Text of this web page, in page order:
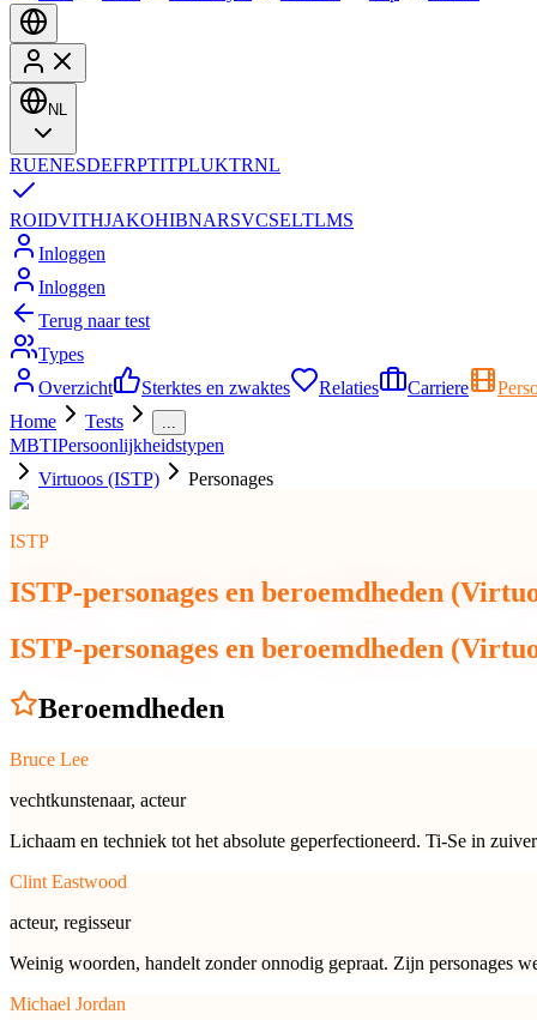
NL
RUENESDEFRPTITPLUKTRNL
ROIDVITHJAKOHIBNARSVCSELTLMS
Inloggen
Inloggen
Terug naar test
Types
Overzicht
Sterktes en zwaktes Relaties Carriere
Home
Tests ...
MBTIPersoonlijkheidstypen
Virtuoos (ISTP)
Personages
ISTP
ISTP-personages en beroemdheden
ISTP-personages en beroemdheden
Beroemdheden
Bruce Lee
vechtkunstenaar, acteur
Lichaam en techniek tot het absolute geperfectioneerd. Ti-Se in
Clint Eastwood
acteur, regisseur
Weinig woorden, handelt zonder onnodig gepraat. Zijn personages
Michael Jordan